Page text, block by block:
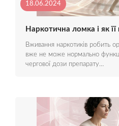
18.06.2024
Наркотична ломка і як
Вживання наркотиків робить
вже не може нормально
чергової дози препарату…